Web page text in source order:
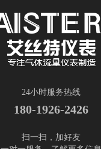
24小时服务热线
180-1926-2426
扫一扫，加好友